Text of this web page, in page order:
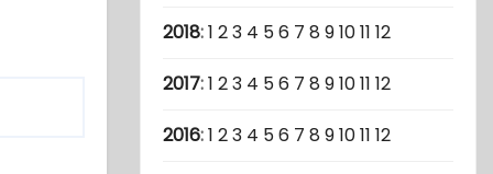
2018:1 23 4 56 7 8 91011 12
2017:1 23 4 56 7 8 91011 12
2016:1 23 4 56 7 8 91011 12